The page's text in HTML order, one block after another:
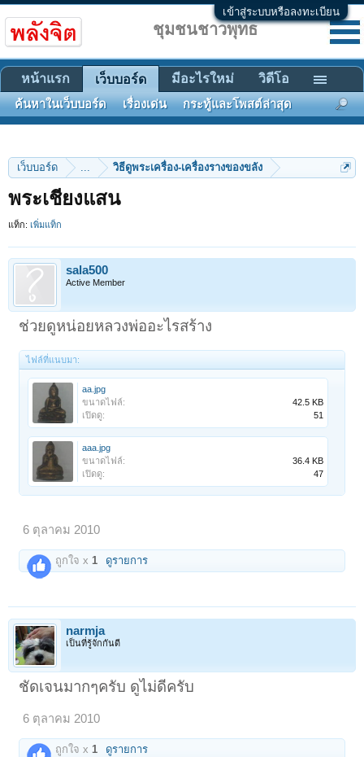
เข้าสู่ระบบหรือลงทะเบียน
เว็บบอร์ด ... วิธีดูพระเครื่อง-เครื่องรางของขลัง
พระเชียงแสน
แท็ก: เพิ่มแท็ก
sala500
Active Member
ช่วยดูหน่อยหลวงพ่ออะไรสร้าง
ไฟล์ที่แนบมา:
aa.jpg
ขนาดไฟล์:
42.5 KB
เปิดดู:
51
aaa.jpg
ขนาดไฟล์:
36.4 KB
เปิดดู:
47
6 ตุลาคม 2010
ถูกใจ x1 ดูรายการ
narmja
เป็นที่รู้จักกันดี
ชัดเจนมากๆครับ ดูไม่ดีครับ
6 ตุลาคม 2010
ถูกใจ x 1 ดูรายการ
ชุมชนชาวพุทธ
หน้าแรก เว็บบอร์ด
ค้นหาในเว็บบอร์ด เรื่องเด่น กระทู้และโพสต์ล่าสุด
มีอะไรใหม่ วิดีโอ